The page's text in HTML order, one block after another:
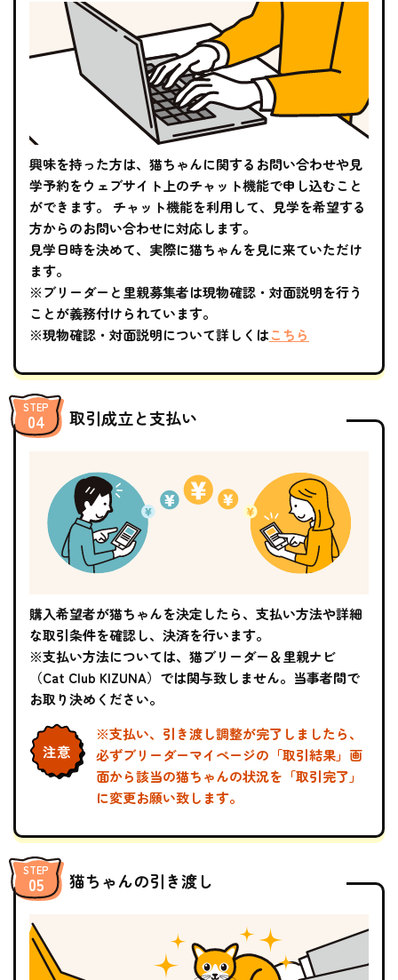
興味を持った方は、猫ちゃんに関するお問い合わせや見
学予約をウェブサイト上のチャット機能で申し込むこと
ができます。 チャット機能を利用して、見学を希望する
方からのお問い合わせに対応します。
見学日時を決めて、実際に猫ちゃんを見に来ていただけ
ます。
※ブリーダーと里親募集者は現物確認・対面説明を行う
ことが義務付けられています。
※現物確認・対面説明について詳しくはこちら
取引成立と支払い
購入希望者が猫ちゃんを決定したら、支払い方法や詳細
な取引条件を確認し、決済を行います。
※支払い方法については、猫ブリーダー＆里親ナビ
（Cat Club KIZUNA）では関与致しません。当事者間で
お取り決めください。
※支払い、引き渡し調整が完了しましたら、
必ずブリーダーマイページの「取引結果」画
面から該当の猫ちゃんの状況を「取引完了」
に変更お願い致します。
猫ちゃんの引き渡し